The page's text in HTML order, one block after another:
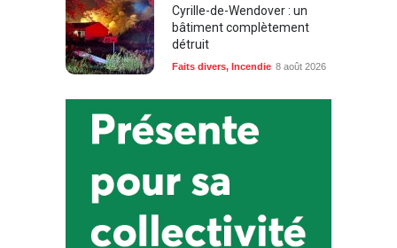
Cyrille-de-Wendover : un
bâtiment complètement
détruit
Faits divers Incendie 8 août 2026